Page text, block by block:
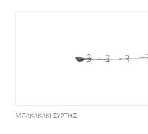
ΜΠΑΚΑΚΑΚΙ ΣΥΡΤΗΣ